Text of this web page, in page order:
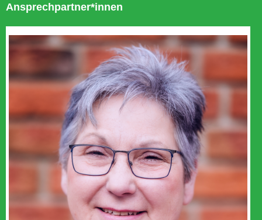
Ansprechpartner*innen